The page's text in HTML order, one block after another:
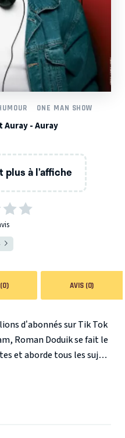
ONE MAN SHOW
- Auray
à l’affiche
AVIS (0)
d’abonnés sur Tik Tok
Roman Doduik se fait le
et aborde tous les sujets
bien aux ados qu’aux
vont en apprendre le